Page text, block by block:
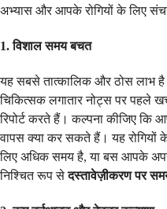
अभ्यास और आपके रोगियों के लिए
1. विशाल समय बचत
यह सबसे तात्कालिक और ठोस लाभ
चिकित्सक लगातार नोट्स पर पहले
रिपोर्ट करते हैं। कल्पना कीजिए कि
वापस क्या कर सकते हैं। यह
लिए अधिक समय है, या बस आपके
निश्चित रूप सेदस्तावेज़ीकरण पर